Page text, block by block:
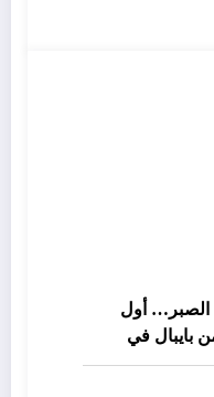
الصبر… أول
بايبال في